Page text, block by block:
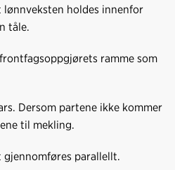
holdes innenfor
tåle.
ramme som
Dersom partene ikke kommer
til mekling.
gjennomføres parallellt.